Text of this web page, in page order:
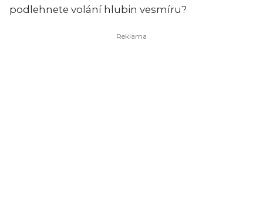
podlehnete volání hlubin vesmíru?